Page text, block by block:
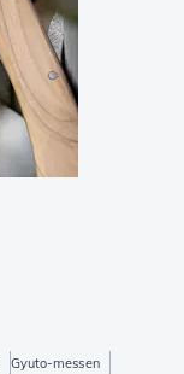
Gyuto-messen